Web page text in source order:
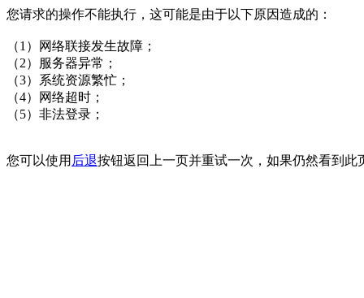
您请求的操作不能执行，这可能是由于以下原因造成的：
（1）网络联接发生故障；
（2）服务器异常；
（3）系统资源繁忙；
（4）网络超时；
（5）非法登录；
您可以使用 后退按钮返回上一页并重试一次，如果仍然看到此